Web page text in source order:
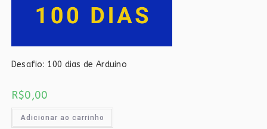
Desafio: 100 dias de Arduino
R$0,00
Adicionar ao carrinho